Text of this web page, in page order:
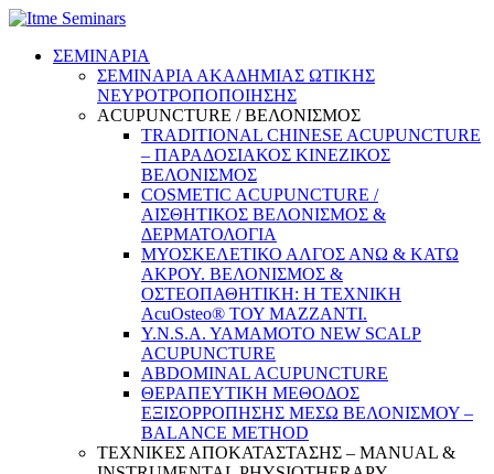
ΣΕΜΙΝΑΡΙΑ
ΣΕΜΙΝΑΡΙΑ ΑΚΑΔΗΜΙΑΣ ΩΤΙΚΗΣ
ΝΕΥΡΟΤΡΟΠΟΠΟΙΗΣΗΣ
ACUPUNCTURE / ΒΕΛΟΝΙΣΜΟΣ
TRADITIONAL CHINESE ACUPUNCTURE
– ΠΑΡΑΔΟΣΙΑΚΟΣ ΚΙΝΕΖΙΚΟΣ
ΒΕΛΟΝΙΣΜΟΣ
COSMETIC ACUPUNCTURE /
ΑΙΣΘΗΤΙΚΟΣ ΒΕΛΟΝΙΣΜΟΣ &
ΔΕΡΜΑΤΟΛΟΓΙΑ
ΜΥΟΣΚΕΛΕΤΙΚΟ ΑΛΓΟΣ ΑΝΩ & ΚΑΤΩ
ΑΚΡΟΥ. ΒΕΛΟΝΙΣΜΟΣ &
ΟΣΤΕΟΠΑΘΗΤΙΚΗ: Η ΤΕΧΝΙΚΗ
AcuOsteo® ΤΟΥ MAZZANTI.
Y.N.S.A. YAMAMOTO NEW SCALP
ACUPUNCTURE
ABDOMINAL ACUPUNCTURE
ΘΕΡΑΠΕΥΤΙΚΗ ΜΕΘΟΔΟΣ
ΕΞΙΣΟΡΡΟΠΗΣΗΣ ΜΕΣΩ ΒΕΛΟΝΙΣΜΟΥ –
BALANCE METHOD
ΤΕΧΝΙΚΕΣ ΑΠΟΚΑΤΑΣΤΑΣΗΣ – MANUAL &